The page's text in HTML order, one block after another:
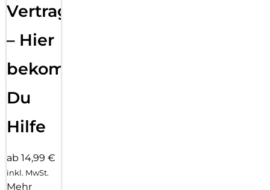
Vertragsabwicklung
– Hier
bekommst
Du
Hilfe
ab 14,99 €
inkl. MwSt.
Mehr